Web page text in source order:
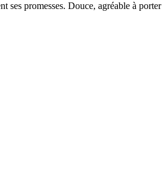
ses promesses. Douce, agréable à porter